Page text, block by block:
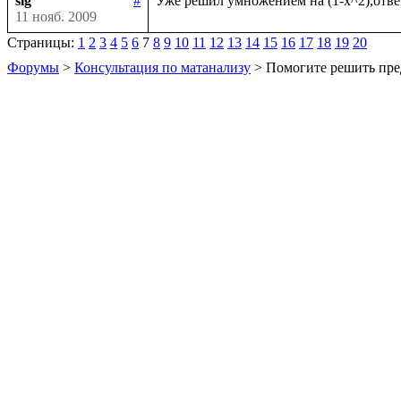
11 нояб. 2009
Страницы: 1 2 3 4 5 6 7 8 9 10 11 12 13 14 15 16 17 18 19 20
Форумы > Консультация по матанализу > Помогите решить